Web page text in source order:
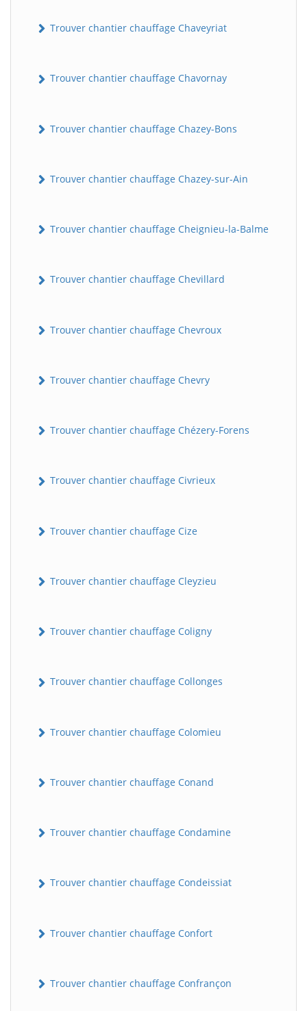
Trouver chantier chauffage Chaveyriat
Trouver chantier chauffage Chavornay
Trouver chantier chauffage Chazey-Bons
Trouver chantier chauffage Chazey-sur-Ain
Trouver chantier chauffage Cheignieu-la-Balme
Trouver chantier chauffage Chevillard
Trouver chantier chauffage Chevroux
Trouver chantier chauffage Chevry
Trouver chantier chauffage Chézery-Forens
Trouver chantier chauffage Civrieux
Trouver chantier chauffage Cize
Trouver chantier chauffage Cleyzieu
Trouver chantier chauffage Coligny
Trouver chantier chauffage Collonges
Trouver chantier chauffage Colomieu
Trouver chantier chauffage Conand
Trouver chantier chauffage Condamine
Trouver chantier chauffage Condeissiat
Trouver chantier chauffage Confort
Trouver chantier chauffage Confrançon
Assistant en ligne